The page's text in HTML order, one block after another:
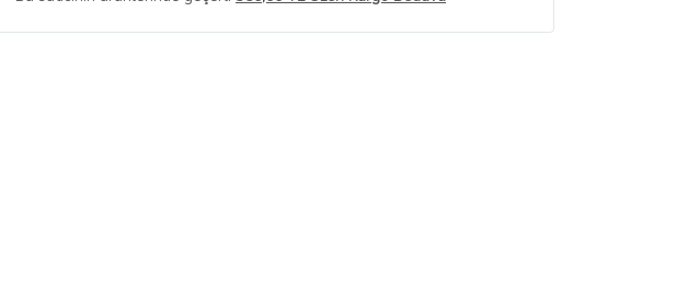
Bu SatıcınınTüm Ürünlerini Görüntüle